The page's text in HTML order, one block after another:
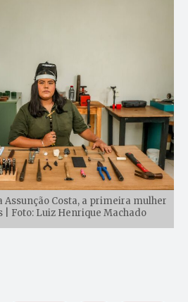
Costa, a primeira mulher
| Foto: Luiz Henrique Machado